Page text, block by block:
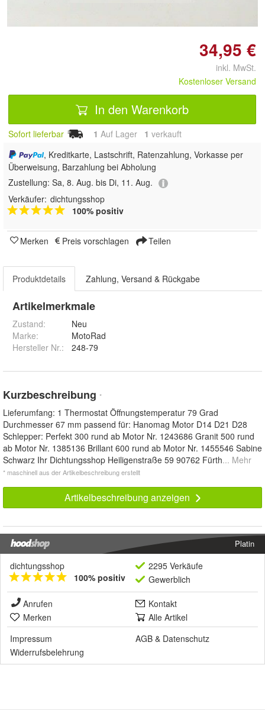
34,95 €
inkl. MwSt.
Kostenloser Versand
In den Warenkorb
Sofort lieferbar 1 Auf Lager 1 verkauft
, Kreditkarte, Lastschrift, Ratenzahlung, Vorkasse per
Überweisung, Barzahlung bei Abholung
Zustellung: Sa, 8. Aug. bis Di, 11. Aug.
Verkäufer: dichtungsshop
100% positiv
Merken Preis vorschlagen Teilen
Produktdetails Zahlung, Versand & Rückgabe
Artikelmerkmale
Zustand:
Neu
Marke:
MotoRad
Hersteller Nr.:
248-79
Kurzbeschreibung *
Lieferumfang: 1 Thermostat Öffnungstemperatur 79 Grad
Durchmesser 67 mm passend für: Hanomag Motor D14 D21 D28
Schlepper: Perfekt 300 rund ab Motor Nr. 1243686 Granit 500 rund
ab Motor Nr. 1385136 Brillant 600 rund ab Motor Nr. 1455546 Sabine
Schwarz Ihr Dichtungsshop Heiligenstraße 59 90762 Fürth... Mehr
* maschinell aus der Artikelbeschreibung erstellt
Artikelbeschreibung anzeigen
Platin
dichtungsshop
100% positiv
2295 Verkäufe
Gewerblich
Anrufen
Kontakt
Merken
Alle Artikel
Impressum
AGB & Datenschutz
Widerrufsbelehrung